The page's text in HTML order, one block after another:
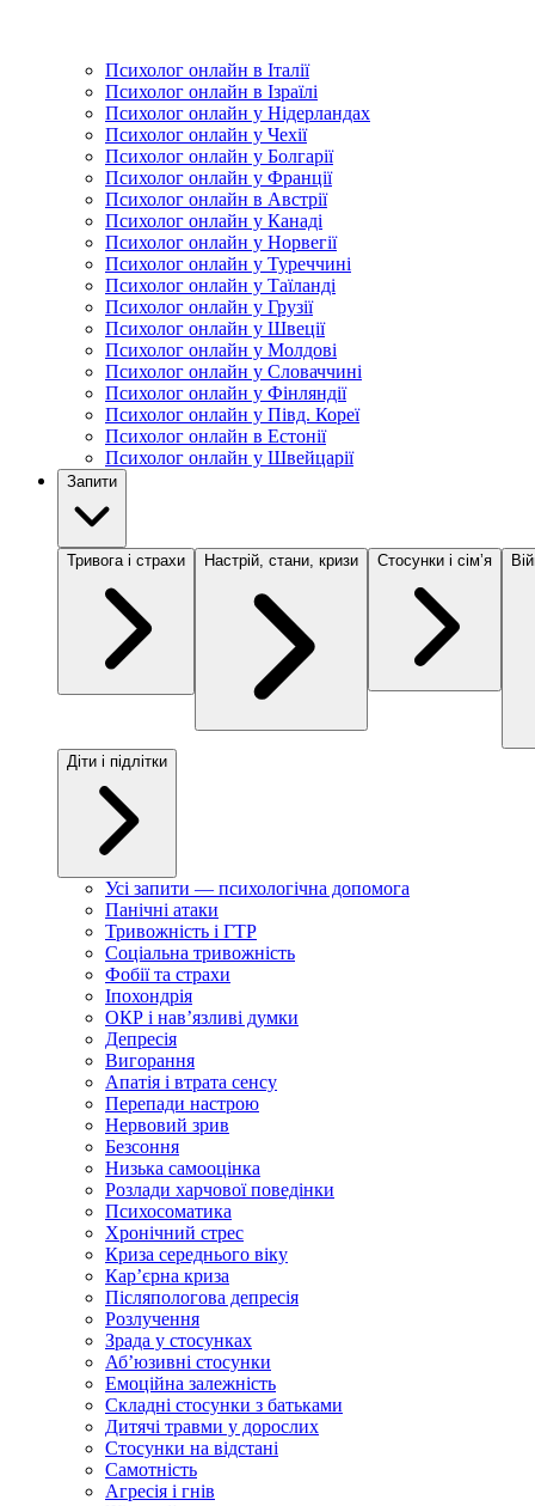
Психолог онлайн в Італії
Психолог онлайн в Ізраїлі
Психолог онлайн у Нідерландах
Психолог онлайн у Чехії
Психолог онлайн у Болгарії
Психолог онлайн у Франції
Психолог онлайн в Австрії
Психолог онлайн у Канаді
Психолог онлайн у Норвегії
Психолог онлайн у Туреччині
Психолог онлайн у Таїланді
Психолог онлайн у Грузії
Психолог онлайн у Швеції
Психолог онлайн у Молдові
Психолог онлайн у Словаччині
Психолог онлайн у Фінляндії
Психолог онлайн у Півд. Кореї
Психолог онлайн в Естонії
Психолог онлайн у Швейцарії
Запити
Тривога і страхи Настрій, стани, кризи Стосунки і сімʼя
Діти і підлітки
Усі запити — психологічна допомога
Панічні атаки
Тривожність і ГТР
Соціальна тривожність
Фобії та страхи
Іпохондрія
ОКР і навʼязливі думки
Депресія
Вигорання
Апатія і втрата сенсу
Перепади настрою
Нервовий зрив
Безсоння
Низька самооцінка
Розлади харчової поведінки
Психосоматика
Хронічний стрес
Криза середнього віку
Карʼєрна криза
Післяпологова депресія
Розлучення
Зрада у стосунках
Абʼюзивні стосунки
Емоційна залежність
Складні стосунки з батьками
Дитячі травми у дорослих
Стосунки на відстані
Самотність
Агресія і гнів